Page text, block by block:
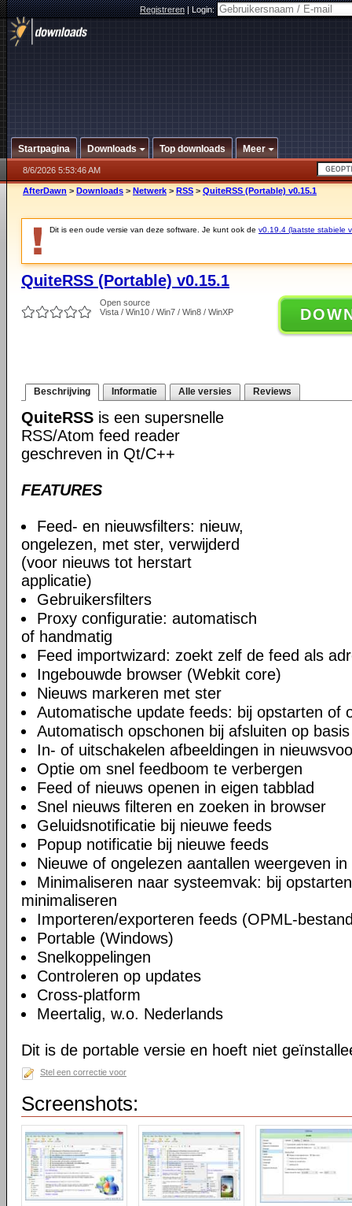
Registreren|Login:
Startpagina Downloads Top downloads Meer
8/6/2026 5:53:46 AM
AfterDawn > Downloads > Netwerk > RSS > QuiteRSS (Portable) v0.15.1
Dit is een oude versie van deze software. Je kunt ook de v0.19.4 (laatste stabiele
QuiteRSS (Portable) v0.15.1
Open source
Vista / Win10 / Win7 / Win8 / WinXP
Beschrijving Informatie Alle versies Reviews
QuiteRSS is een supersnelle
RSS/Atom feed reader
geschreven in Qt/С++
FEATURES
Feed- en nieuwsfilters: nieuw,
ongelezen, met ster, verwijderd
(voor nieuws tot herstart
applicatie)
Gebruikersfilters
Proxy configuratie: automatisch
of handmatig
Feed importwizard: zoekt zelf de feed als
Ingebouwde browser (Webkit core)
Nieuws markeren met ster
Automatische update feeds: bij opstarten of
Automatisch opschonen bij afsluiten op
In- of uitschakelen afbeeldingen in
Optie om snel feedboom te verbergen
Feed of nieuws openen in eigen tabblad
Snel nieuws filteren en zoeken in browser
Geluidsnotificatie bij nieuwe feeds
Popup notificatie bij nieuwe feeds
Nieuwe of ongelezen aantallen weergeven
Minimaliseren naar systeemvak: bij
minimaliseren
Importeren/exporteren feeds (OPML-
Portable (Windows)
Snelkoppelingen
Controleren op updates
Cross-platform
Meertalig, w.o. Nederlands
Dit is de portable versie en hoeft niet
Stel een correctie voor
Screenshots: